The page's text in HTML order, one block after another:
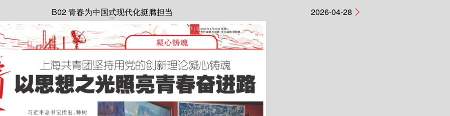
B02 青春为中国式现代化挺膺担当 2026-04-28